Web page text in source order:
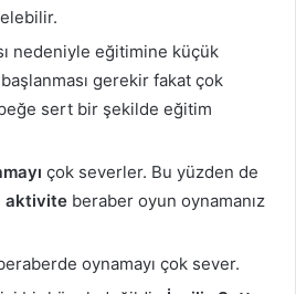
nedeniyle eğitimine küçük
gerekir fakat çok
sert bir şekilde eğitim
çok severler. Bu yüzden de
aktivite beraber oyun oynamanız
oynamayı çok sever.